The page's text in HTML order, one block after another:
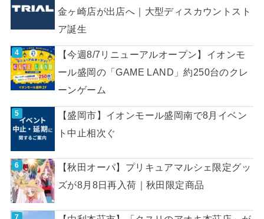
金ヶ崎店が出店へ｜大型ディスカウントスト
ア誕生
【今週8/7リニューアルオープン】イオンモ
ール盛岡の「GAME LAND」約250台のクレ
ーンゲーム
【盛岡市】イオンモール盛岡南で8月イベン
ト中止相次ぐ
【秋田オーパ】プリキュアマルシェ限定グッ
ズが8月8日再入荷｜秋田限定商品